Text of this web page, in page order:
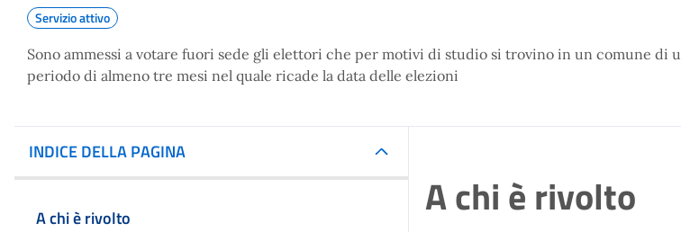
Servizio attivo
Sono ammessi a votare fuori sede gli elettori che per motivi di studio si trovino in un comune
periodo di almeno tre mesi nel quale ricade la data delle elezioni
INDICE DELLA PAGINA
A chi è rivolto
A chi è rivolto